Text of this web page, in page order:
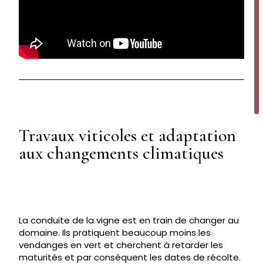
Travaux viticoles et adaptation
aux changements climatiques
La conduite de la vigne est en train de changer au
domaine. Ils pratiquent beaucoup moins les
vendanges en vert et cherchent à retarder les
maturités et par conséquent les dates de récolte.